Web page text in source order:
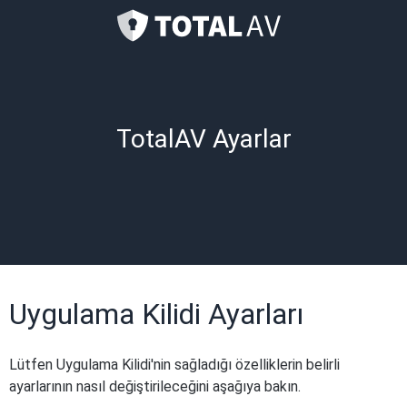
TotalAV Ayarlar
Uygulama Kilidi Ayarları
Lütfen Uygulama Kilidi'nin sağladığı özelliklerin belirli
ayarlarının nasıl değiştirileceğini aşağıya bakın.